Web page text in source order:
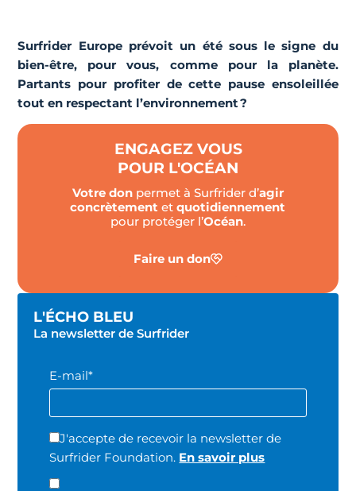
Surfrider Europe prévoit un été sous le signe du
bien-être, pour vous, comme pour la planète.
Partants pour profiter de cette pause ensoleillée
tout en respectant l’environnement ?
ENGAGEZ VOUS
POUR L'OCÉAN
Votre donpermet à Surfrider d’agir
concrètement etquotidiennement
pour protéger l’Océan.
Faire un don
L'ÉCHO BLEU
La newsletter de Surfrider
E-mail*
J'accepte de recevoir la newsletter de
Surfrider Foundation. En savoir plus